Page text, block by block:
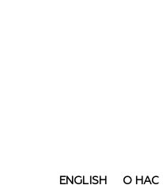
ENGLISH О НАС